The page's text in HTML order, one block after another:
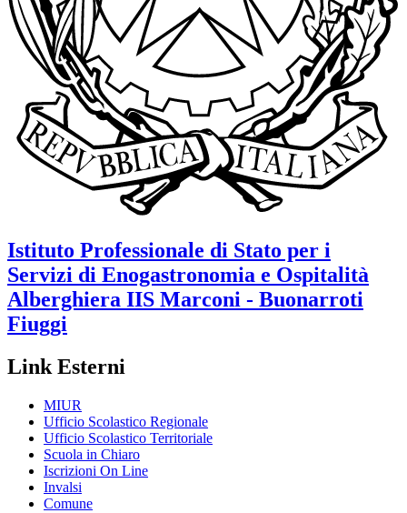
Istituto Professionale di Stato per i
Servizi di Enogastronomia e Ospitalità
Alberghiera IIS Marconi - Buonarroti
Fiuggi
Link Esterni
MIUR
Ufficio Scolastico Regionale
Ufficio Scolastico Territoriale
Scuola in Chiaro
Iscrizioni On Line
Invalsi
Comune